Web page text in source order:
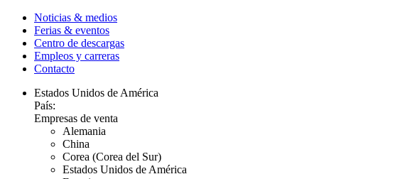
Noticias & medios
Ferias & eventos
Centro de descargas
Empleos y carreras
Contacto
Estados Unidos de América
País:
Empresas de venta
Alemania
China
Corea (Corea del Sur)
Estados Unidos de América